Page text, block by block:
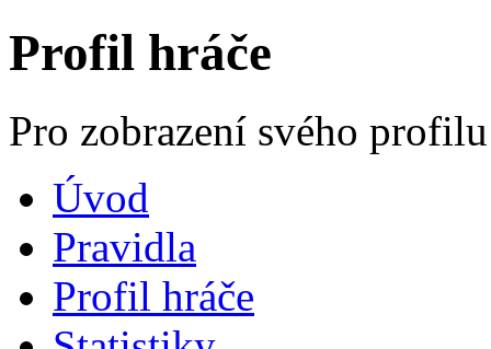
Profil hráče
Pro zobrazení svého
Úvod
Pravidla
Profil hráče